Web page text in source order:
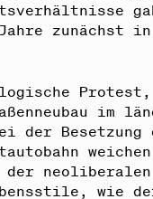
zunächst
im
der
der
wie